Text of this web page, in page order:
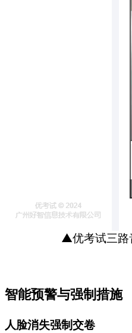
▲优考试三路
智能预警与强制措施
人脸消失强制交卷